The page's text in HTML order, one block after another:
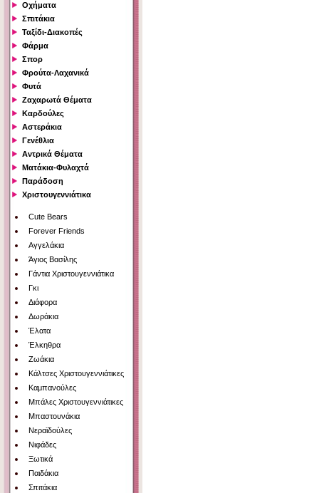
Οχήματα
Σπιτάκια
Ταξίδι-Διακοπές
Φάρμα
Σπορ
Φρούτα-Λαχανικά
Φυτά
Ζαχαρωτά Θέματα
Καρδούλες
Αστεράκια
Γενέθλια
Αντρικά Θέματα
Ματάκια-Φυλαχτά
Παράδοση
Χριστουγεννιάτικα
Cute Bears
Forever Friends
Αγγελάκια
Άγιος Βασίλης
Γάντια Χριστουγεννιάτικα
Γκι
Διάφορα
Δωράκια
Έλατα
Έλκηθρα
Ζωάκια
Κάλτσες Χριστουγεννιάτικες
Καμπανούλες
Μπάλες Χριστουγεννιάτικες
Μπαστουνάκια
Νεραϊδούλες
Νιφάδες
Ξωτικά
Παιδάκια
Σπιτάκια